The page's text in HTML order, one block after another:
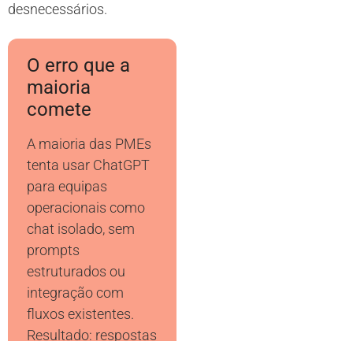
desnecessários.
O erro que a
maioria
comete
A maioria das PMEs
tenta usar ChatGPT
para equipas
operacionais como
chat isolado, sem
prompts
estruturados ou
integração com
fluxos existentes.
Resultado: respostas